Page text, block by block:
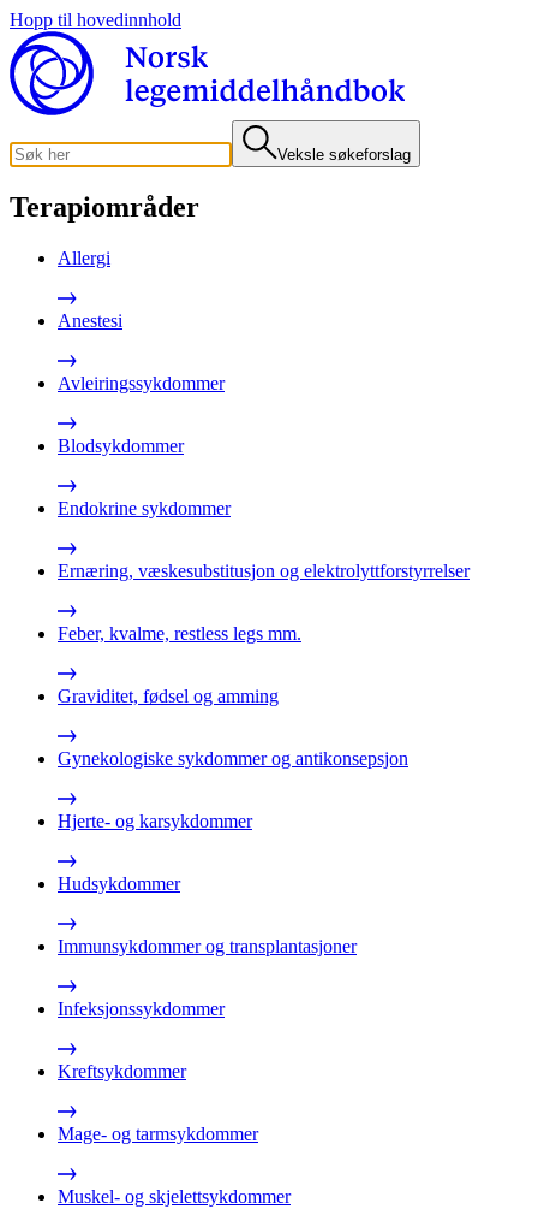
Hopp til hovedinnhold
Veksle søkeforslag
Terapiområder
Allergi
Anestesi
Avleiringssykdommer
Blodsykdommer
Endokrine sykdommer
Ernæring, væskesubstitusjon og elektrolyttforstyrrelser
Feber, kvalme, restless legs mm.
Graviditet, fødsel og amming
Gynekologiske sykdommer og antikonsepsjon
Hjerte- og karsykdommer
Hudsykdommer
Immunsykdommer og transplantasjoner
Infeksjonssykdommer
Kreftsykdommer
Mage- og tarmsykdommer
Muskel- og skjelettsykdommer